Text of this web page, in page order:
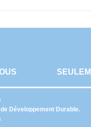
Développement Durable.